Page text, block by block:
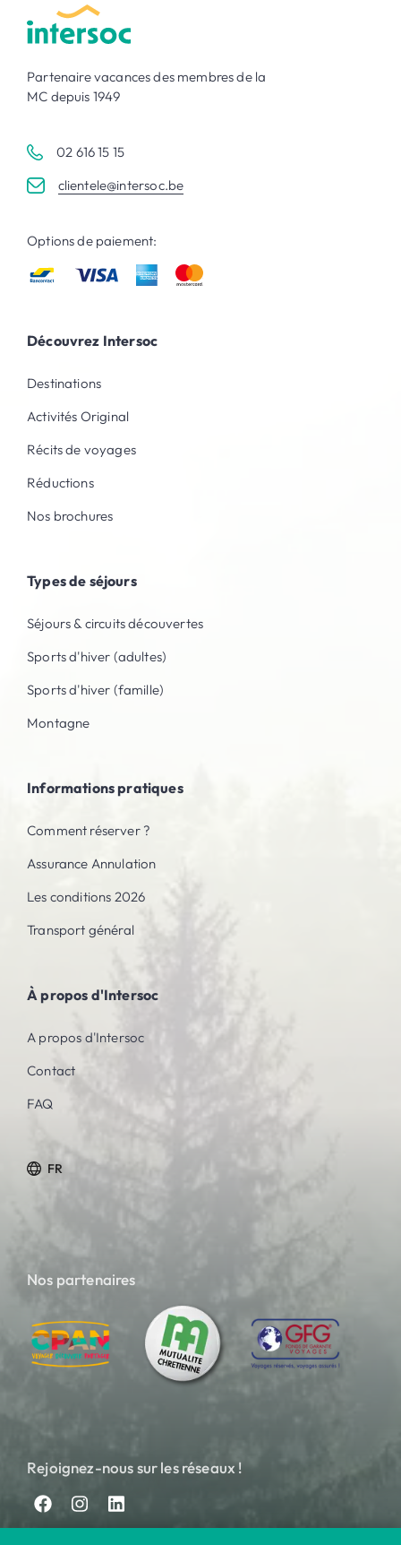
Partenaire vacances des membres de la
MC depuis 1949
02 616 15 15
clientele@intersoc.be
Options de paiement:
Découvrez Intersoc
Destinations
Activités Original
Récits de voyages
Réductions
Nos brochures
Types de séjours
Séjours & circuits découvertes
Sports d'hiver (adultes)
Sports d'hiver (famille)
Montagne
Informations pratiques
Comment réserver ?
Assurance Annulation
Les conditions 2026
Transport général
À propos d'Intersoc
A propos d'Intersoc
Contact
FAQ
FR
Nos partenaires
Rejoignez-nous sur les réseaux !